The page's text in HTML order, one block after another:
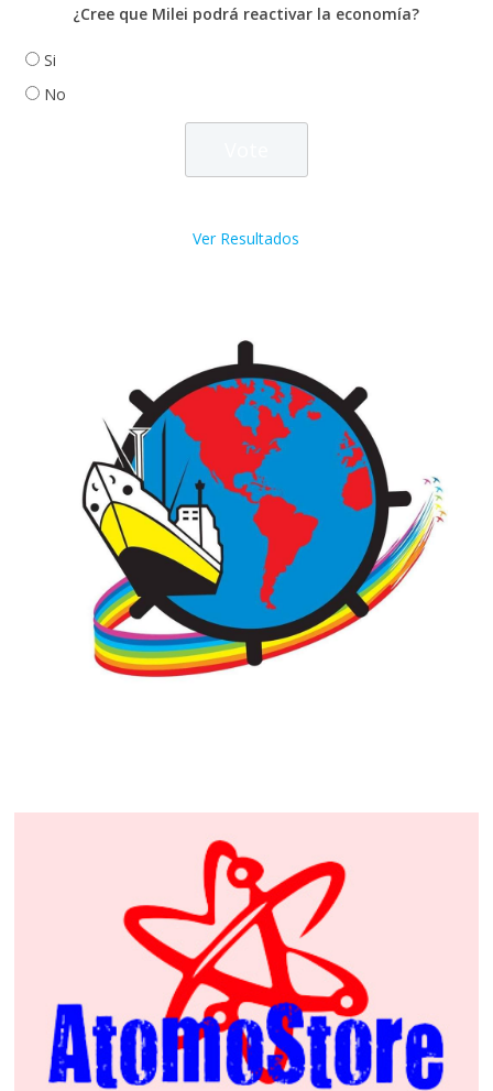
¿Cree que Milei podrá reactivar la economía?
Si
No
Ver Resultados